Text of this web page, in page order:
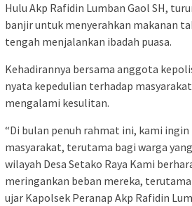
Hulu Akp Rafidin Lumban Gaol SH,
banjir untuk menyerahkan makanan
tengah menjalankan ibadah puasa.
Kehadirannya bersama anggota
nyata kepedulian terhadap
mengalami kesulitan.
“Di bulan penuh rahmat ini, kami ingin
masyarakat, terutama bagi warga
wilayah Desa Setako Raya Kami
meringankan beban mereka, terutama
ujar Kapolsek Peranap Akp Rafidin